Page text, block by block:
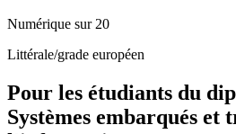
Numérique sur 20
Littérale/grade européen
Pour les étudiants du
Systèmes embarqués et